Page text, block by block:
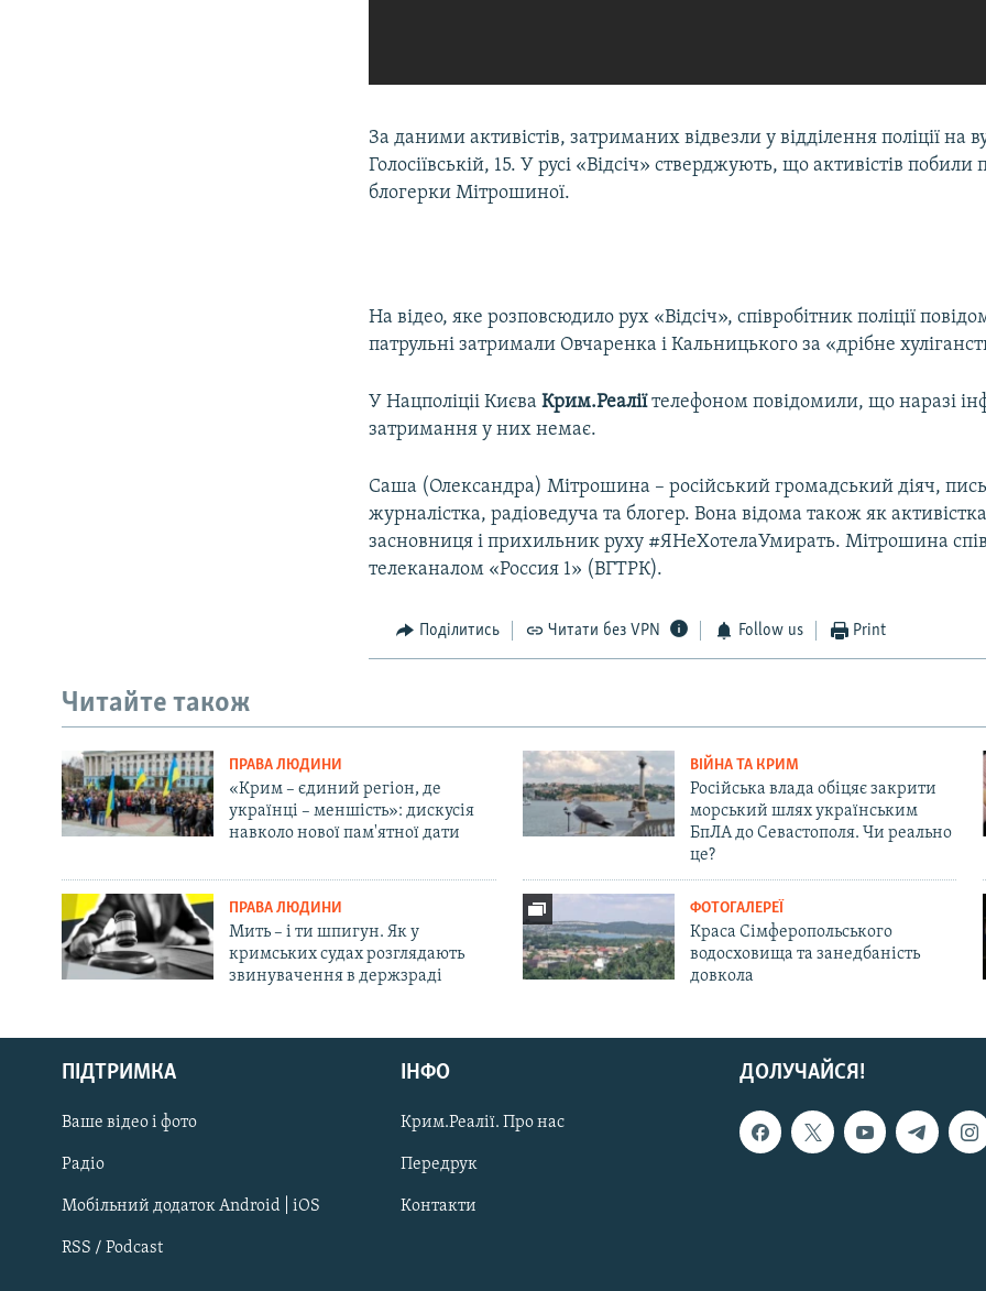
Русский
Qırımtatar
ДОЛУЧАЙСЯ!
За даними активістів, затриманих відвезли у відділення поліції на
Голосіївській, 15. У русі «Відсіч» стверджують, що активістів
блогерки Мітрошиної.
На відео, яке розповсюдило рух «Відсіч», співробітник поліції
патрульні затримали Овчаренка і Кальницького за «дрібне
У Нацполіціі КиєваКрим.Реаліїтелефоном повідомили, що наразі
затримання у них немає.
Саша (Олександра) Мітрошина – російський громадський діяч,
журналістка, радіоведуча та блогер. Вона відома також як
засновниця і прихильник руху #ЯНеХотелаУмирать. Мітрошина
телеканалом «Россия 1» (ВГТРК).
Поділитись Читати без VPN Follow us Print
Читайте також
ПРАВА ЛЮДИНИ
«Крим – єдиний регіон, де
українці – меншість»: дискусія
навколо нової пам'ятної дати
ВІЙНА ТА КРИМ
Російська влада обіцяє закрити
морський шлях українським
БпЛА до Севастополя. Чи реально
це?
ПРАВА ЛЮДИНИ
Мить – і ти шпигун. Як у
кримських судах розглядають
звинувачення в держзраді
ФОТОГАЛЕРЕЇ
Краса Сімферопольського
водосховища та занедбаність
довкола
ДОЛУЧАЙСЯ!
ПІДТРИМКА
Ваше відео і фото
Радіо
Мобільний додаток Android | iOS
RSS / Podcast
ІНФО
Крим.Реалії. Про нас
Передрук
Контакти